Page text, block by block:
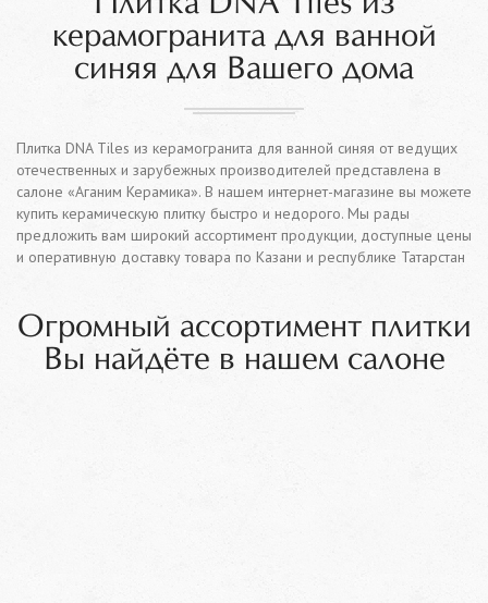
керамогранита для ванной
синяя для Вашего дома
Плитка DNA Tiles из керамогранита для ванной синяя от ведущих
отечественных и зарубежных производителей представлена в
салоне «Аганим Керамика». В нашем интернет-магазине вы можете
купить керамическую плитку быстро и недорого. Мы рады
предложить вам широкий ассортимент продукции, доступные цены
и оперативную доставку товара по Казани и республике Татарстан
Огромный ассортимент плитки
Вы найдёте в нашем салоне